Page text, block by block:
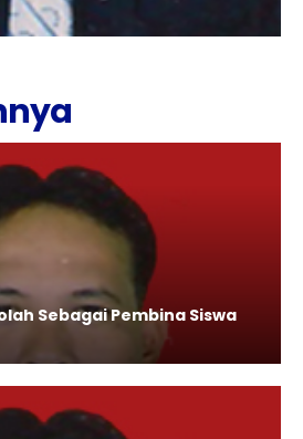
Sebagai Pembina Siswa